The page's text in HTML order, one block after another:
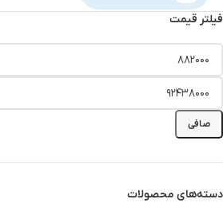
فیلتر قیمت
صافی
دسته‌های محصولات